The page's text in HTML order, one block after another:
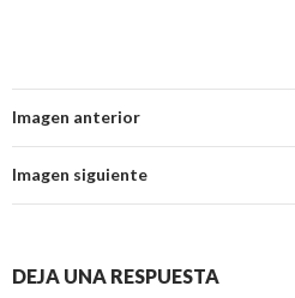
Imagen anterior
Imagen siguiente
DEJA UNA RESPUESTA